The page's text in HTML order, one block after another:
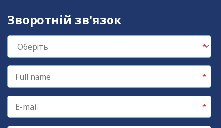
Зворотній зв'язок